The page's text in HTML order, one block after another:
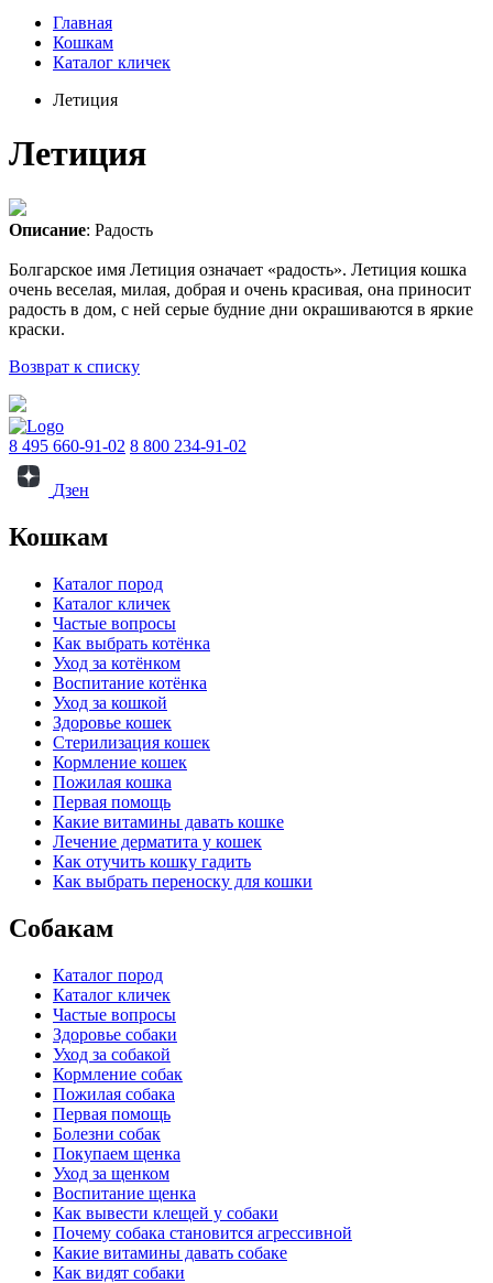
Главная
Кошкам
Каталог кличек
Летиция
Летиция
Описание: Радость
Болгарское имя Летиция означает «радость». Летиция кошка
очень веселая, милая, добрая и очень красивая, она приносит
радость в дом, с ней серые будние дни окрашиваются в яркие
краски.
Возврат к списку
8 495 660-91-02 8 800 234-91-02
Дзен
Кошкам
Каталог пород
Каталог кличек
Частые вопросы
Как выбрать котёнка
Уход за котёнком
Воспитание котёнка
Уход за кошкой
Здоровье кошек
Стерилизация кошек
Кормление кошек
Пожилая кошка
Первая помощь
Какие витамины давать кошке
Лечение дерматита у кошек
Как отучить кошку гадить
Как выбрать переноску для кошки
Собакам
Каталог пород
Каталог кличек
Частые вопросы
Здоровье собаки
Уход за собакой
Кормление собак
Пожилая собака
Первая помощь
Болезни собак
Покупаем щенка
Уход за щенком
Воспитание щенка
Как вывести клещей у собаки
Почему собака становится агрессивной
Какие витамины давать собаке
Как видят собаки